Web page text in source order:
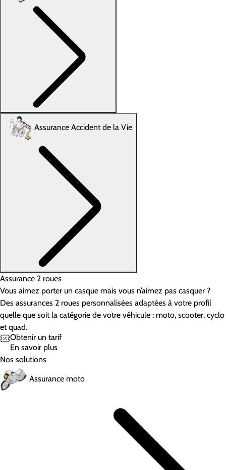
Assurance Accident de la Vie
Assurance 2 roues
Vous aimez porter un casque mais vous n’aimez pas casquer ?
Des assurances 2 roues personnalisées adaptées à votre profil
quelle que soit la catégorie de votre véhicule : moto, scooter, cyclo
et quad.
Obtenir un tarif
En savoir plus
Nos solutions
Assurance moto